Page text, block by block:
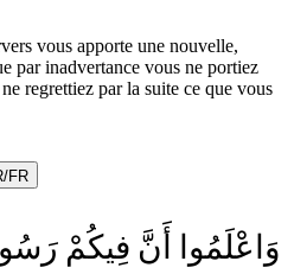
vous apporte une nouvelle,
par inadvertance vous ne portiez
regrettiez par la suite ce que vous
FR
وَاعْلَمُوا أَنَّ فِيكُمْ